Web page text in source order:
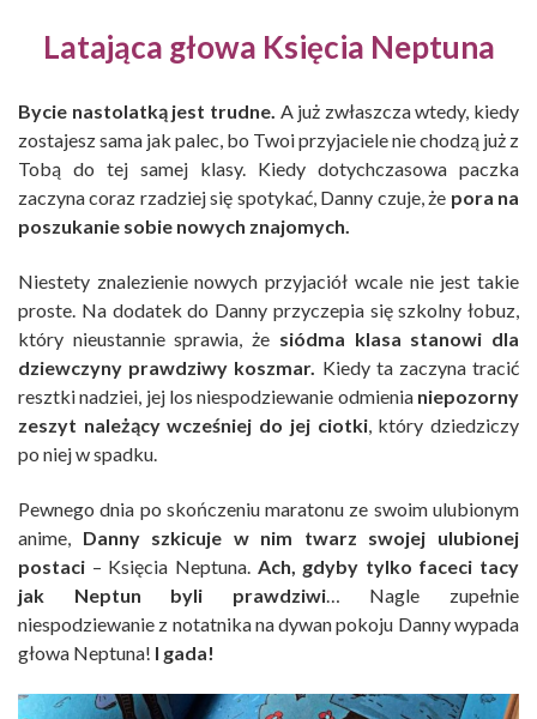
Latająca głowa Księcia Neptuna
Bycie nastolatką jest trudne. A już zwłaszcza wtedy, kiedy
zostajesz sama jak palec, bo Twoi przyjaciele nie chodzą już z
Tobą do tej samej klasy. Kiedy dotychczasowa paczka
zaczyna coraz rzadziej się spotykać, Danny czuje, że pora na
poszukanie sobie nowych znajomych.
Niestety znalezienie nowych przyjaciół wcale nie jest takie
proste. Na dodatek do Danny przyczepia się szkolny łobuz,
który nieustannie sprawia, że siódma klasa stanowi dla
dziewczyny prawdziwy koszmar. Kiedy ta zaczyna tracić
resztki nadziei, jej los niespodziewanie odmienia niepozorny
zeszyt należący wcześniej do jej ciotki, który dziedziczy
po niej w spadku.
Pewnego dnia po skończeniu maratonu ze swoim ulubionym
anime, Danny szkicuje w nim twarz swojej ulubionej
postaci – Księcia Neptuna. Ach, gdyby tylko faceci tacy
jak Neptun byli prawdziwi… Nagle zupełnie
niespodziewanie z notatnika na dywan pokoju Danny wypada
głowa Neptuna! I gada!